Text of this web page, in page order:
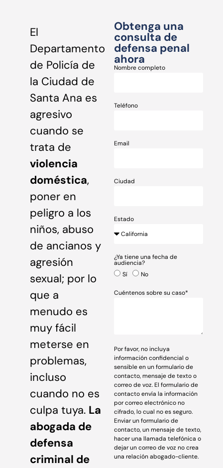
El
Departamento
de Policía de
la Ciudad de
Santa Ana es
agresivo
cuando se
trata de
violencia
doméstica,
poner en
peligro a los
niños, abuso
de ancianos y
agresión
sexual; por lo
que a
menudo es
muy fácil
meterse en
problemas,
incluso
cuando no es
culpa tuya. La
abogada de
defensa
criminal de
Obtenga una
consulta de
defensa penal
ahora
Nombre completo
Teléfono
Email
Ciudad
Estado
¿Ya tiene una fecha de
audiencia?
Sí
No
Cuéntenos sobre su caso*
Por favor, no incluya
información confidencial o
sensible en un formulario de
contacto, mensaje de texto o
correo de voz. El formulario de
contacto envía la información
por correo electrónico no
cifrado, lo cual no es seguro.
Enviar un formulario de
contacto, un mensaje de texto,
hacer una llamada telefónica o
dejar un correo de voz no crea
una relación abogado-cliente.